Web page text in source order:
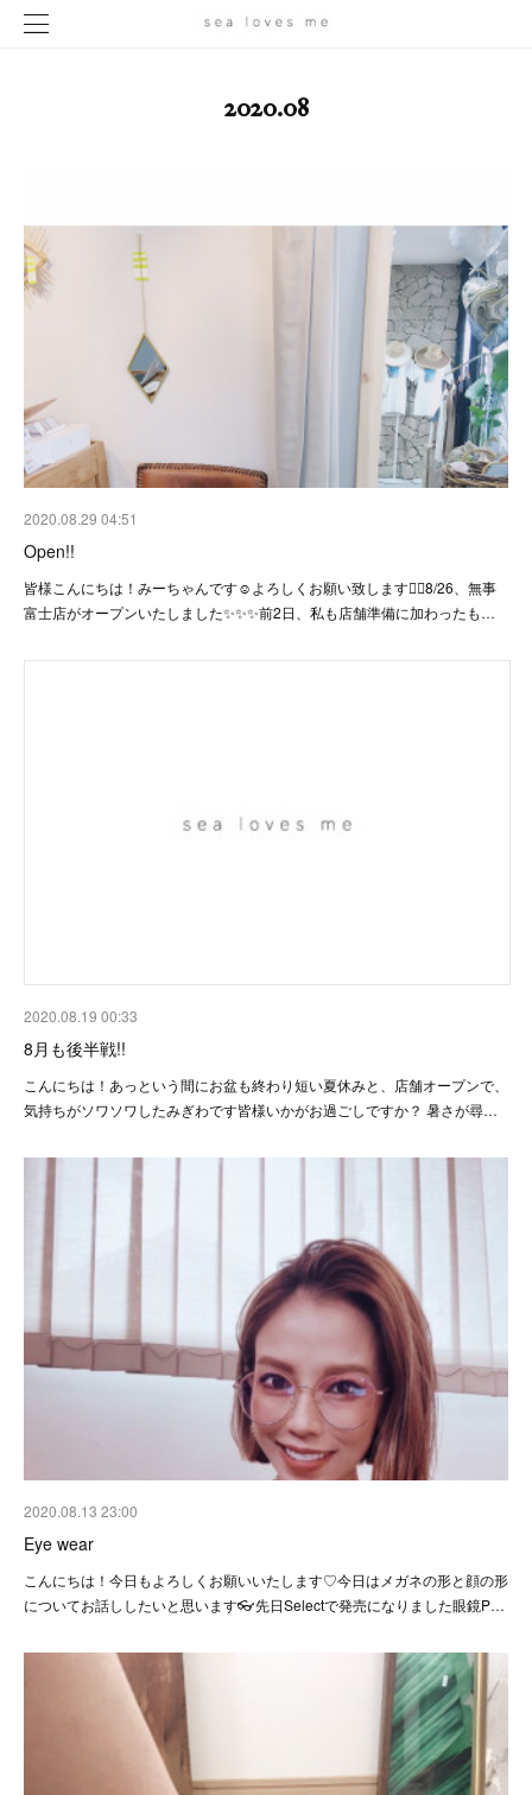
2020.08
2020.08.29 04:51
Open!!
皆様こんにちは！みーちゃんです☺️よろしくお願い致します🙇‍♀️8/26、無事
富士店がオープンいたしました✨✨✨前2日、私も店舗準備に加わったも…
2020.08.19 00:33
8月も後半戦!!
こんにちは！あっという間にお盆も終わり短い夏休みと、店舗オープンで、
気持ちがソワソワしたみぎわです皆様いかがお過ごしですか？ 暑さが尋…
2020.08.13 23:00
Eye wear
こんにちは！今日もよろしくお願いいたします♡今日はメガネの形と顔の形
についてお話ししたいと思います👓先日Selectで発売になりました眼鏡P…